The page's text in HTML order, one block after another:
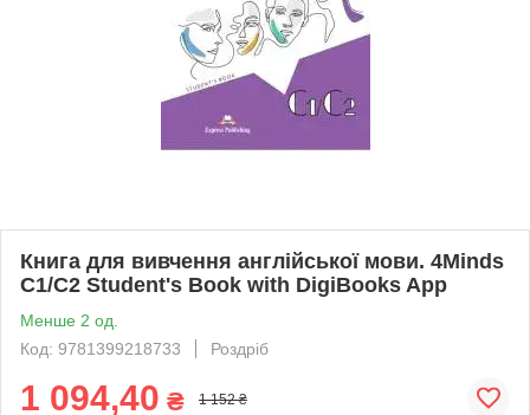
Книга для вивчення англійської мови. 4Minds
C1/C2 Student's Book with DigiBooks App
Менше 2 од.
Код: 9781399218733
Роздріб
1 094,40 ₴ 1 152 ₴